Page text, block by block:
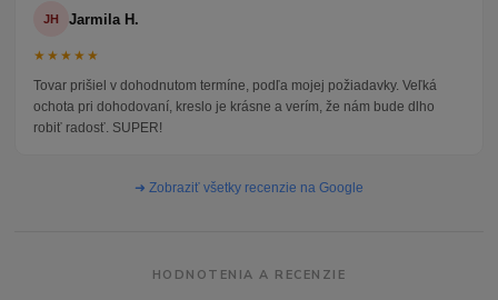
JH Jarmila H.
★★★★★
Tovar prišiel v dohodnutom termíne, podľa mojej požiadavky. Veľká
ochota pri dohodovaní, kreslo je krásne a verím, že nám bude dlho
robiť radosť. SUPER!
➜ Zobraziť všetky recenzie na Google
HODNOTENIA A RECENZIE